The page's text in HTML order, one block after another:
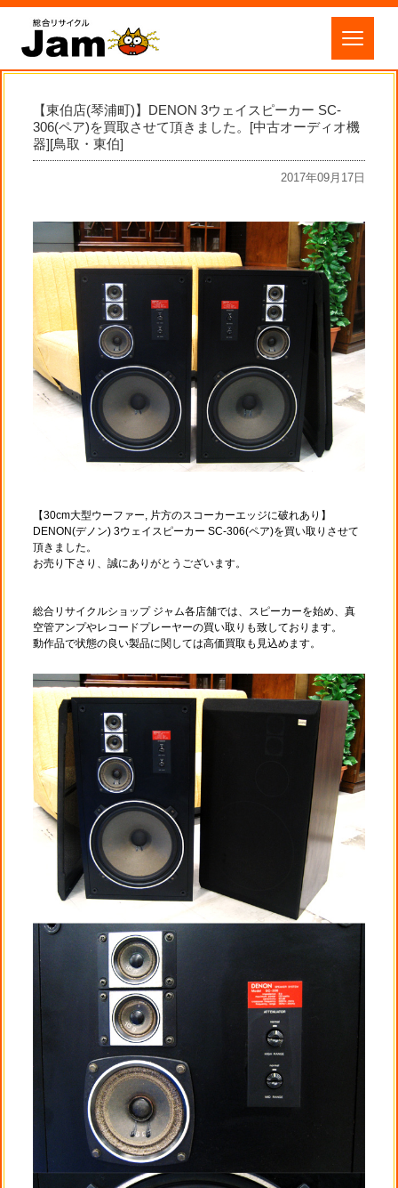
【東伯店(琴浦町)】DENON 3ウェイスピーカー SC-
306(ペア)を買取させて頂きました。[中古オーディオ機
器][鳥取・東伯]
2017年09月17日
【30cm大型ウーファー, 片方のスコーカーエッジに破れあり】
DENON(デノン) 3ウェイスピーカー SC-306(ペア)を買い取りさせて
頂きました。
お売り下さり、誠にありがとうございます。
総合リサイクルショップ ジャム各店舗では、スピーカーを始め、真
空管アンプやレコードプレーヤーの買い取りも致しております。
動作品で状態の良い製品に関しては高価買取も見込めます。